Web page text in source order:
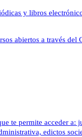
y libros
abiertos a través
te permite acceder
edictos